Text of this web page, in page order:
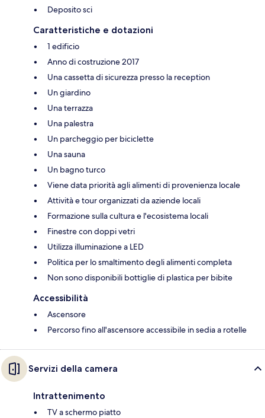
Deposito sci
Caratteristiche e dotazioni
1 edificio
Anno di costruzione 2017
Una cassetta di sicurezza presso la reception
Un giardino
Una terrazza
Una palestra
Un parcheggio per biciclette
Una sauna
Un bagno turco
Viene data priorità agli alimenti di provenienza locale
Attività e tour organizzati da aziende locali
Formazione sulla cultura e l'ecosistema locali
Finestre con doppi vetri
Utilizza illuminazione a LED
Politica per lo smaltimento degli alimenti completa
Non sono disponibili bottiglie di plastica per bibite
Accessibilità
Ascensore
Percorso fino all'ascensore accessibile in sedia a rotelle
Servizi della camera
Intrattenimento
TV a schermo piatto